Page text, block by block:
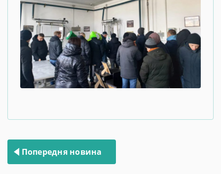
Навігація
записів
Попередня новина